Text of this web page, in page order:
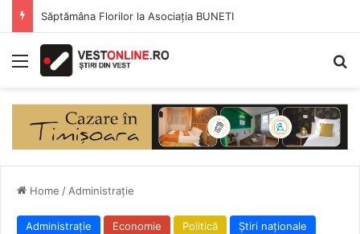
Săptămâna Florilor la Asociația BUNETI
Menu
Home / Administrație
Administrație Economie Politică
Știri naționale